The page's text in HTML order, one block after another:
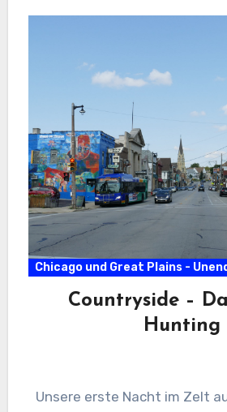
Chicago und Great Plains -
Countryside –
Hunting
Unsere erste Nacht im Zelt